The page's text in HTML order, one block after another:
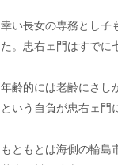
幸い長女の専務とし子
た。忠右ェ門はすでに
年齢的には老齢にさし
という自負が忠右ェ門
もともとは海側の輪島